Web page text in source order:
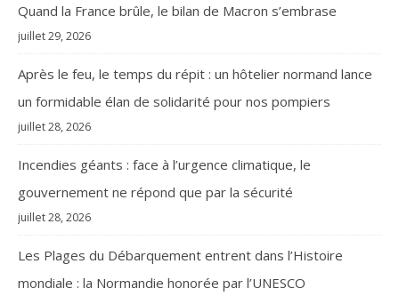
Quand la France brûle, le bilan de Macron s’embrase
juillet 29, 2026
Après le feu, le temps du répit : un hôtelier normand lance
un formidable élan de solidarité pour nos pompiers
juillet 28, 2026
Incendies géants : face à l’urgence climatique, le
gouvernement ne répond que par la sécurité
juillet 28, 2026
Les Plages du Débarquement entrent dans l’Histoire
mondiale : la Normandie honorée par l’UNESCO